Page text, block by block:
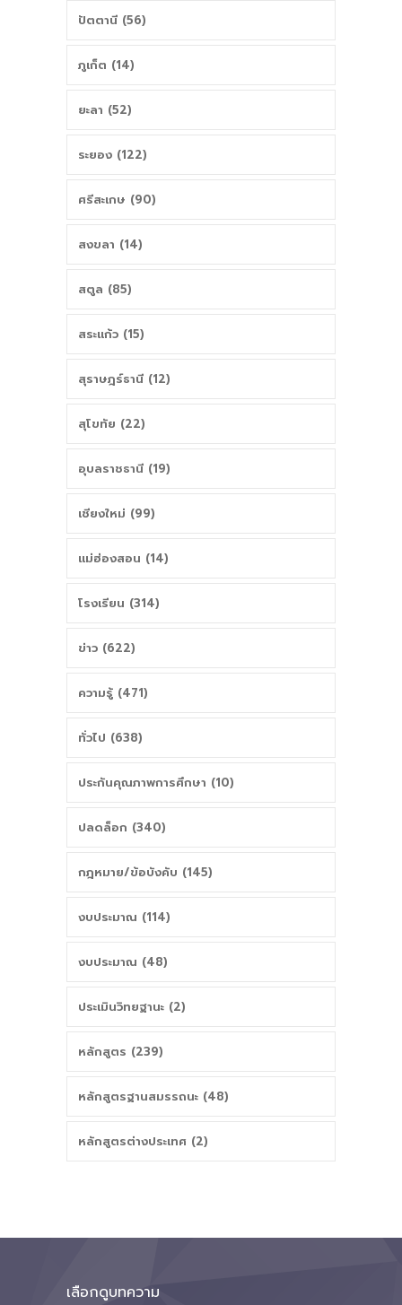
ปัตตานี (56)
ภูเก็ต (14)
ยะลา (52)
ระยอง (122)
ศรีสะเกษ (90)
สงขลา (14)
สตูล (85)
สระแก้ว (15)
สุราษฎร์ธานี (12)
สุโขทัย (22)
อุบลราชธานี (19)
เชียงใหม่ (99)
แม่ฮ่องสอน (14)
โรงเรียน (314)
ข่าว (622)
ความรู้ (471)
ทั่วไป (638)
ประกันคุณภาพการศึกษา (10)
ปลดล็อก (340)
กฎหมาย/ข้อบังคับ (145)
งบประมาณ (114)
งบประมาณ (48)
ประเมินวิทยฐานะ (2)
หลักสูตร (239)
หลักสูตรฐานสมรรถนะ (48)
หลักสูตรต่างประเทศ (2)
เลือกดูบทความ